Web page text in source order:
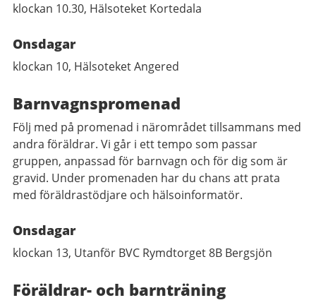
klockan 10.30, Hälsoteket Kortedala
Onsdagar
klockan 10, Hälsoteket Angered
Barnvagnspromenad
Följ med på promenad i närområdet tillsammans med
andra föräldrar. Vi går i ett tempo som passar
gruppen, anpassad för barnvagn och för dig som är
gravid. Under promenaden har du chans att prata
med föräldrastödjare och hälsoinformatör.
Onsdagar
klockan 13, Utanför BVC Rymdtorget 8B Bergsjön
Föräldrar- och barnträning